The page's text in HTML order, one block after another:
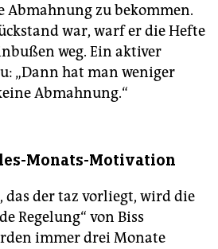
Abmahnung zu bekommen.
war, warf er die Hefte
weg. Ein aktiver
„Dann hat man weniger
Abmahnung.“
Monats-Motivation
das der taz vorliegt, wird die
Regelung“ von Biss
immer drei Monate